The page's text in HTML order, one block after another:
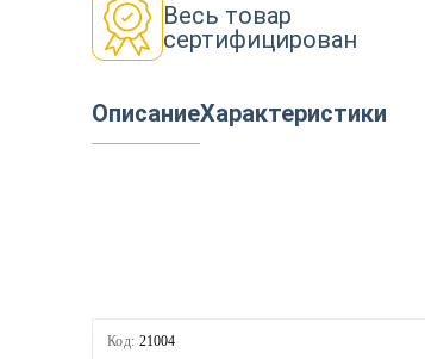
Продукция из дерева
Строительство
Весь товар
сертифицирован
ОписаниеХарактеристики
Код: 21004